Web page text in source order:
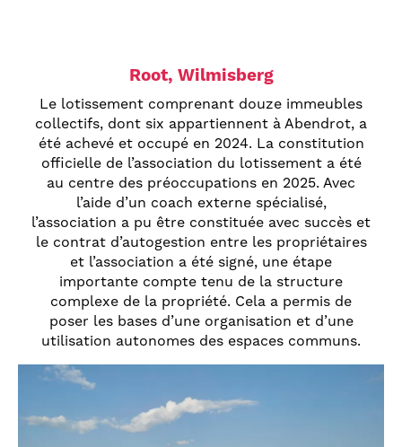
Root, Wilmisberg
Le lotissement comprenant douze immeubles
collectifs, dont six appartiennent à Abendrot, a
été achevé et occupé en 2024. La constitution
officielle de l’association du lotissement a été
au centre des préoccupations en 2025. Avec
l’aide d’un coach externe spécialisé,
l’association a pu être constituée avec succès et
le contrat d’autogestion entre les propriétaires
et l’association a été signé, une étape
importante compte tenu de la structure
complexe de la propriété. Cela a permis de
poser les bases d’une organisation et d’une
utilisation autonomes des espaces communs.